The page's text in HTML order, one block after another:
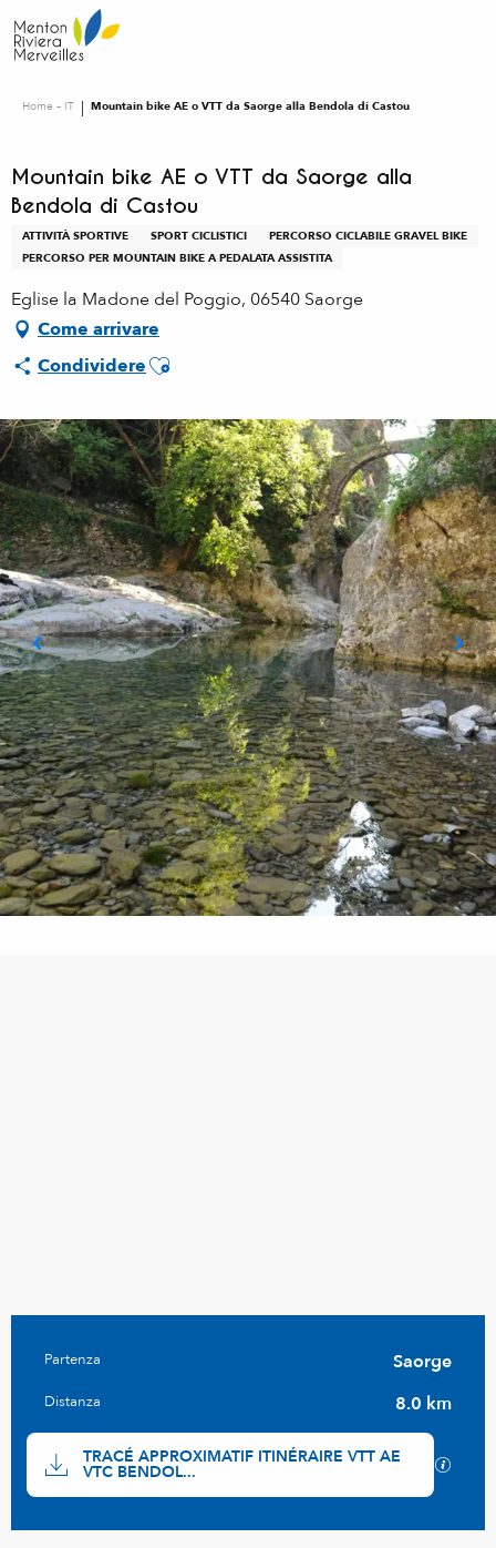
au
contenu
Home – IT Mountain bike AE o VTT da Saorge alla Bendola di Castou
Mountain bike AE o VTT da Saorge alla
Bendola di Castou
ATTIVITÀ SPORTIVE SPORT CICLISTICI
PERCORSO CICLABILE GRAVEL BIKE
PERCORSO PER MOUNTAIN BIKE A PEDALATA ASSISTITA
Eglise la Madone del Poggio, 06540 Saorge
Come arrivare
CondividereAjouter aux favoris
Informazioni pratiche
Partenza Saorge
Distanza
8.0 km
Documentazione
TRACÉ APPROXIMATIF ITINÉRAIRE VTT AE
VTC BENDOL... I file